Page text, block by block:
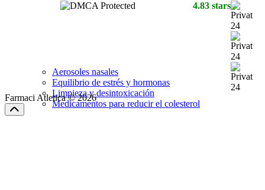
Aerosoles nasales
Equilibrio de estrés y hormonas
Limpieza y desintoxicación
Medicamentos para reducir el colesterol
4.83 stars
Farmaci Atletica © 2026